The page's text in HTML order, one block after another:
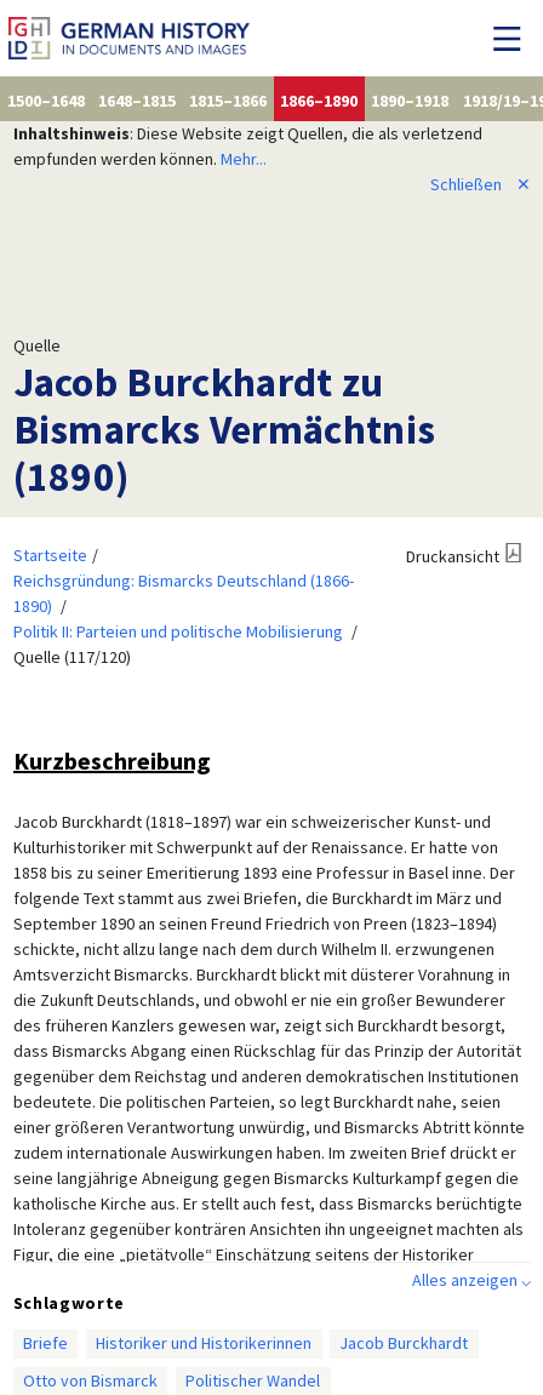
1500–1648 1648–1815 1815–1866 1866–1890 1890–1918
1918/
Inhaltshinweis: Diese Website zeigt Quellen, die als verletzend
empfunden werden können. Mehr...
Schließen
✕
Quelle
Jacob Burckhardt zu
Bismarcks Vermächtnis
(1890)
Startseite
Reichsgründung: Bismarcks Deutschland (1866-
1890)
Politik II: Parteien und politische Mobilisierung
Quelle (117/120)
Druckansicht
Kurzbeschreibung
Jacob Burckhardt (1818–1897) war ein schweizerischer Kunst- und
Kulturhistoriker mit Schwerpunkt auf der Renaissance. Er hatte von
1858 bis zu seiner Emeritierung 1893 eine Professur in Basel inne. Der
folgende Text stammt aus zwei Briefen, die Burckhardt im März und
September 1890 an seinen Freund Friedrich von Preen (1823–1894)
schickte, nicht allzu lange nach dem durch Wilhelm II. erzwungenen
Amtsverzicht Bismarcks. Burckhardt blickt mit düsterer Vorahnung in
die Zukunft Deutschlands, und obwohl er nie ein großer Bewunderer
des früheren Kanzlers gewesen war, zeigt sich Burckhardt besorgt,
dass Bismarcks Abgang einen Rückschlag für das Prinzip der Autorität
gegenüber dem Reichstag und anderen demokratischen Institutionen
bedeutete. Die politischen Parteien, so legt Burckhardt nahe, seien
einer größeren Verantwortung unwürdig, und Bismarcks Abtritt könnte
zudem internationale Auswirkungen haben. Im zweiten Brief drückt er
seine langjährige Abneigung gegen Bismarcks Kulturkampf gegen die
katholische Kirche aus. Er stellt auch fest, dass Bismarcks berüchtigte
Intoleranz gegenüber konträren Ansichten ihn ungeeignet machten als
Figur, die eine „pietätvolle“ Einschätzung seitens der Historiker
Alles anzeigen ⌵
Schlagworte
Briefe
Historiker und Historikerinnen
Jacob Burckhardt
Otto von Bismarck
Politischer Wandel